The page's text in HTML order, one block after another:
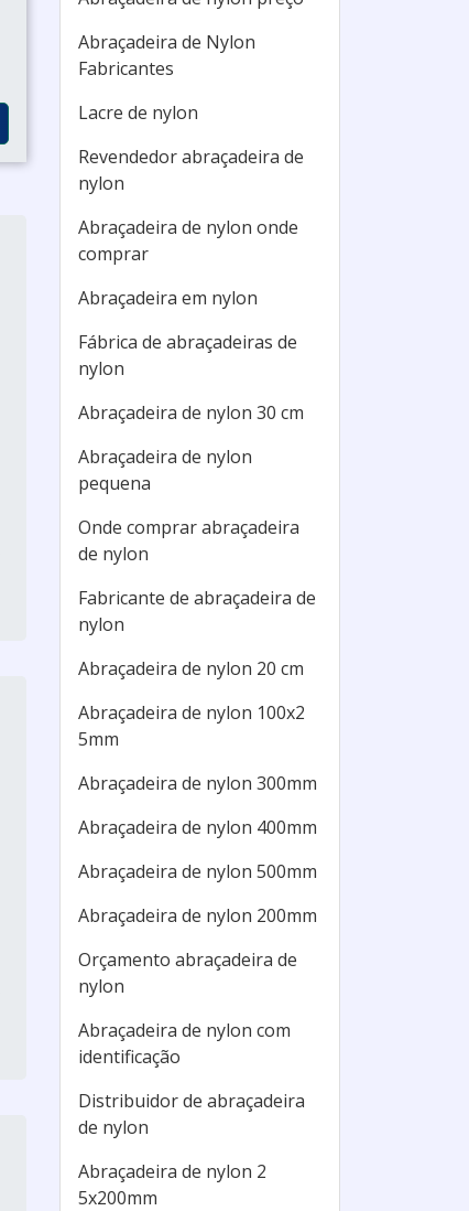
Abraçadeira de Nylon
Fabricantes
Lacre de nylon
Revendedor abraçadeira de
nylon
Abraçadeira de nylon onde
comprar
Abraçadeira em nylon
Fábrica de abraçadeiras de
nylon
Abraçadeira de nylon 30 cm
Abraçadeira de nylon
pequena
Onde comprar abraçadeira
de nylon
Fabricante de abraçadeira de
nylon
Abraçadeira de nylon 20 cm
Abraçadeira de nylon 100x2
5mm
Abraçadeira de nylon 300mm
Abraçadeira de nylon 400mm
Abraçadeira de nylon 500mm
Abraçadeira de nylon 200mm
Orçamento abraçadeira de
nylon
Abraçadeira de nylon com
identificação
Distribuidor de abraçadeira
de nylon
Abraçadeira de nylon 2
5x200mm